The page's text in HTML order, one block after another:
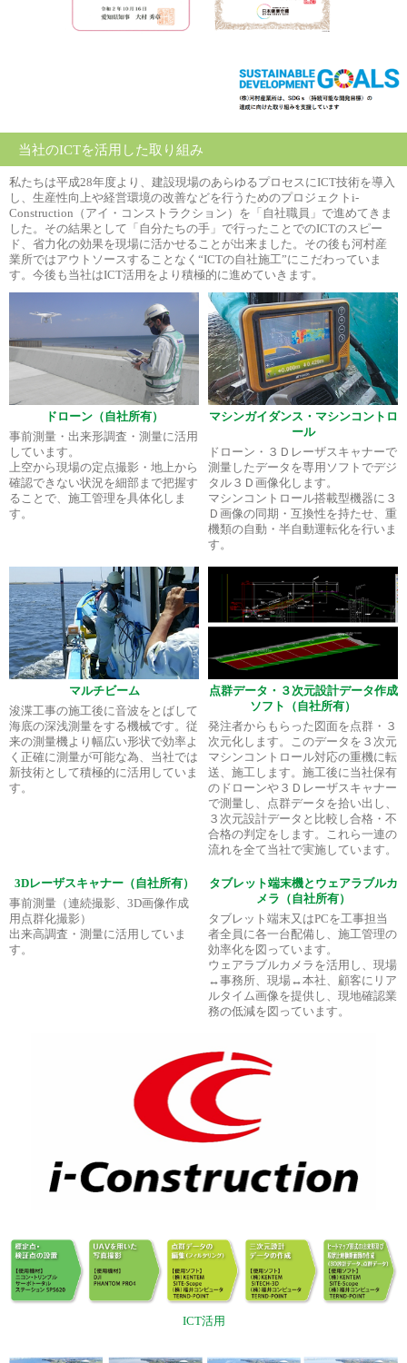
当社のICTを活用した取り組み
私たちは平成28年度より、建設現場のあらゆるプロセスにICT技術を導入
し、生産性向上や経営環境の改善などを行うためのプロジェクトi-
Construction（アイ・コンストラクション）を「自社職員」で進めてきま
した。その結果として「自分たちの手」で行ったことでのICTのスピー
ド、省力化の効果を現場に活かせることが出来ました。その後も河村産
業所ではアウトソースすることなく“ICTの自社施工”にこだわっていま
す。今後も当社はICT活用をより積極的に進めていきます。
ドローン（自社所有）
事前測量・出来形調査・測量に活用
しています。
上空から現場の定点撮影・地上から
確認できない状況を細部まで把握す
ることで、施工管理を具体化しま
す。
マシンガイダンス・マシンコントロ
ール
ドローン・３Ｄレーザスキャナーで
測量したデータを専用ソフトでデジ
タル３Ｄ画像化します。
マシンコントロール搭載型機器に３
Ｄ画像の同期・互換性を持たせ、重
機類の自動・半自動運転化を行いま
す。
マルチビーム
浚渫工事の施工後に音波をとばして
海底の深浅測量をする機械です。従
来の測量機より幅広い形状で効率よ
く正確に測量が可能な為、当社では
新技術として積極的に活用していま
す。
点群データ・３次元設計データ作成
ソフト（自社所有）
発注者からもらった図面を点群・３
次元化します。このデータを３次元
マシンコントロール対応の重機に転
送、施工します。施工後に当社保有
のドローンや３Ｄレーザスキャナー
で測量し、点群データを拾い出し、
３次元設計データと比較し合格・不
合格の判定をします。これら一連の
流れを全て当社で実施しています。
3Dレーザスキャナー（自社所有）
事前測量（連続撮影、3D画像作成
用点群化撮影）
出来高調査・測量に活用していま
す。
タブレット端末機とウェアラブルカ
メラ（自社所有）
タブレット端末又はPCを工事担当
者全員に各一台配備し、施工管理の
効率化を図っています。
ウェアラブルカメラを活用し、現場
↔事務所、現場↔本社、顧客にリア
ルタイム画像を提供し、現地確認業
務の低減を図っています。
ICT活用